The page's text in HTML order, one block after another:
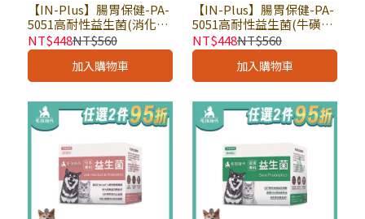
【IN-Plus】腸胃保健-PA-
5051高耐性益生菌(消化調
理配方) 280g × 盒｜狗保
健品 狗狗益生菌 免疫健康
NT$448NT$560
加入購物車
【IN-Plus】腸胃保健-PA-
5051高耐性益生菌(牛磺酸
配方)(1gx30包) × 盒｜貓
保健品 貓咪益生菌 免疫健
NT$448NT$560
加入購物車